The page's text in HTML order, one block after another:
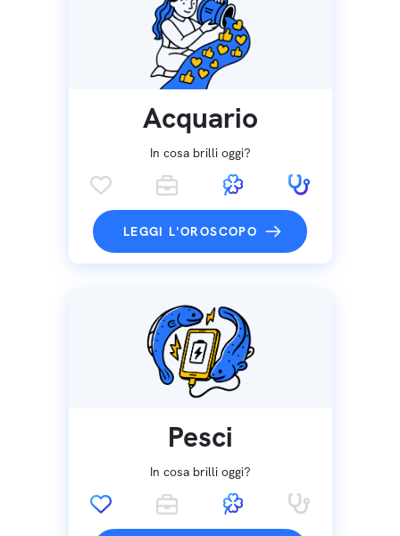
Acquario
In cosa brilli oggi?
LEGGI L'OROSCOPO
Pesci
In cosa brilli oggi?